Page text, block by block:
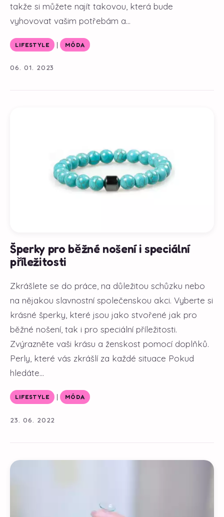
takže si můžete najít takovou, která bude
vyhovovat vašim potřebám a...
LIFESTYLE | MÓDA
06. 01. 2023
Šperky pro běžné nošení i speciální
příležitosti
Zkrášlete se do práce, na důležitou schůzku nebo
na nějakou slavnostní společenskou akci. Vyberte si
krásné šperky, které jsou jako stvořené jak pro
běžné nošení, tak i pro speciální příležitosti.
Zvýrazněte vaši krásu a ženskost pomocí doplňků.
Perly, které vás zkrášlí za každé situace Pokud
hledáte...
LIFESTYLE | MÓDA
23. 06. 2022